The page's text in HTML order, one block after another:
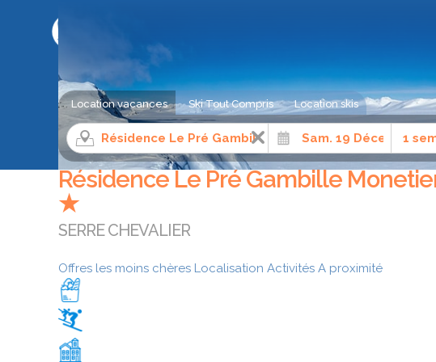
LE COMPARATEUR DE SÉJOUR AU SKI
Location vacances Ski Tout Compris Location skis
Location appartement ski Alpes du Sud Hautes-Alpes Serre
Résidence Le Pré Gambille
★
SERRE CHEVALIER
Offres les moins chères Localisation Activités A proximité